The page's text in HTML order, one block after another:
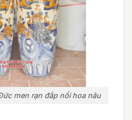
men rạn đắp nổi hoa nâu